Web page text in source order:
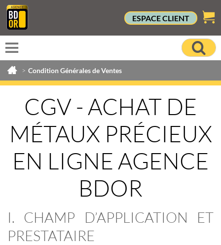
ESPACE CLIENT
> Condition Générales de Ventes
CGV - ACHAT DE
MÉTAUX PRÉCIEUX
EN LIGNE AGENCE
BDOR
I. CHAMP D’APPLICATION ET
PRESTATAIRE